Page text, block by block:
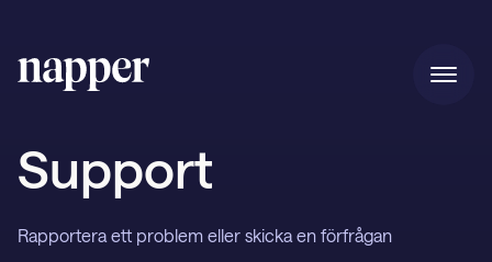
Hem
Pris
Support
Rapportera ett problem eller skicka en förfrågan